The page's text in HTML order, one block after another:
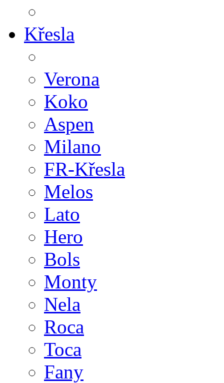
Křesla
Verona
Koko
Aspen
Milano
FR-Křesla
Melos
Lato
Hero
Bols
Monty
Nela
Roca
Toca
Fany